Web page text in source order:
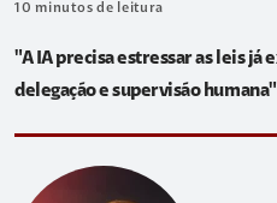
10 minutos de leitura
"A IA precisa estressar as leis já
delegação e supervisão humana"